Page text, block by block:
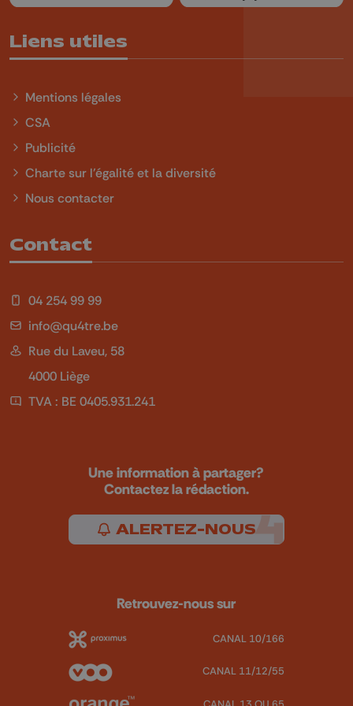
Liens utiles
Mentions légales
CSA
Publicité
Charte sur l'égalité et la diversité
Nous contacter
Contact
04 254 99 99
info@qu4tre.be
Rue du Laveu, 58
4000 Liège
TVA : BE 0405.931.241
Une information à partager?
Contactez la rédaction.
ALERTEZ-NOUS
Retrouvez-nous sur
CANAL 10/166
CANAL 11/12/55